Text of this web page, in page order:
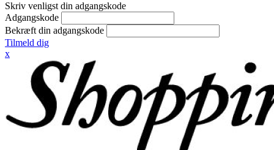
Skriv venligst din adgangskode
Adgangskode
Bekræft din adgangskode
Tilmeld dig
x